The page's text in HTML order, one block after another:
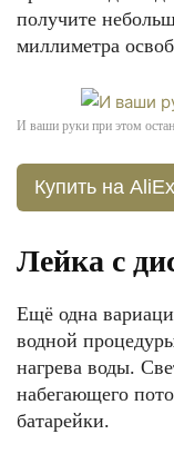
получите
миллиметра
И ваши руки при этом
Купить на
Лейка с
Ещё одна
водной
нагрева воды.
набегающего
батарейки.